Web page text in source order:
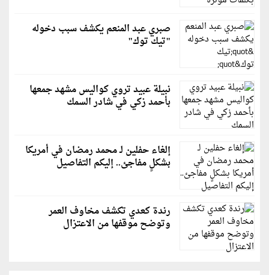
صبري عبد المنعم يكشف سبب دخوله
"تيك توك"
نبيلة عبيد تروي كواليس مشهد جمعها
بأحمد زكي في شادر السمك
إلغاء حفلين لـ محمد رمضان في أمريكا
بشكلٍ مفاجئ.. إليكم التفاصيل
رندة كعدي تكشف مخاوف العمر
وتوضح موقفها من الاعتزال